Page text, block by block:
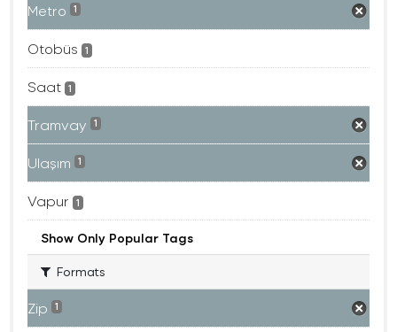
Metro 1
Otobüs 1
Saat 1
Tramvay 1
Ulaşım 1
Vapur 1
Show Only Popular Tags
Formats
Zip 1